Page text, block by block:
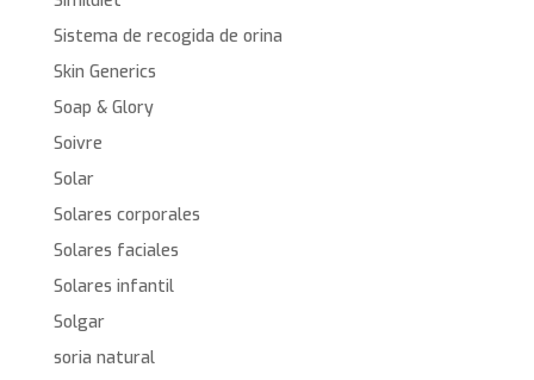
Sistema de recogida de orina
Skin Generics
Soap & Glory
Soivre
Solar
Solares corporales
Solares faciales
Solares infantil
Solgar
soria natural